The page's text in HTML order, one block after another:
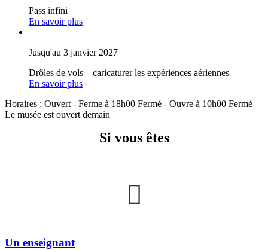
Pass infini
En savoir plus
Jusqu'au 3 janvier 2027
Drôles de vols – caricaturer les expériences aériennes
En savoir plus
Horaires : Ouvert- Ferme à 18h00 Fermé - Ouvre à 10h00 Fermé
Le musée est ouvert demain
Si vous êtes
Un enseignant